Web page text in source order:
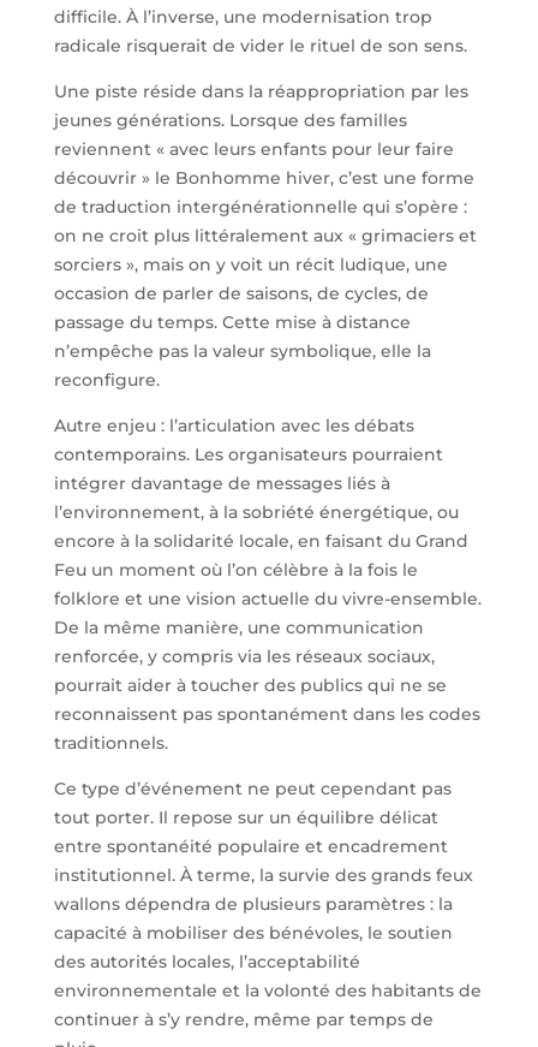
difficile. À l’inverse, une modernisation trop
radicale risquerait de vider le rituel de son sens.
Une piste réside dans la réappropriation par les
jeunes générations. Lorsque des familles
reviennent « avec leurs enfants pour leur faire
découvrir » le Bonhomme hiver, c’est une forme
de traduction intergénérationnelle qui s’opère :
on ne croit plus littéralement aux « grimaciers et
sorciers », mais on y voit un récit ludique, une
occasion de parler de saisons, de cycles, de
passage du temps. Cette mise à distance
n’empêche pas la valeur symbolique, elle la
reconfigure.
Autre enjeu : l’articulation avec les débats
contemporains. Les organisateurs pourraient
intégrer davantage de messages liés à
l’environnement, à la sobriété énergétique, ou
encore à la solidarité locale, en faisant du Grand
Feu un moment où l’on célèbre à la fois le
folklore et une vision actuelle du vivre-ensemble.
De la même manière, une communication
renforcée, y compris via les réseaux sociaux,
pourrait aider à toucher des publics qui ne se
reconnaissent pas spontanément dans les codes
traditionnels.
Ce type d’événement ne peut cependant pas
tout porter. Il repose sur un équilibre délicat
entre spontanéité populaire et encadrement
institutionnel. À terme, la survie des grands feux
wallons dépendra de plusieurs paramètres : la
capacité à mobiliser des bénévoles, le soutien
des autorités locales, l’acceptabilité
environnementale et la volonté des habitants de
continuer à s’y rendre, même par temps de